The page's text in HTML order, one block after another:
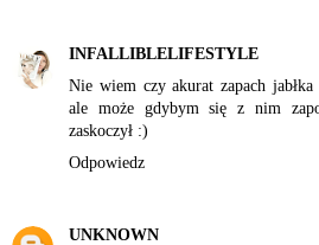
INFALLIBLELIFESTYLE
Nie wiem czy akurat zapach
ale może gdybym się z nim
zaskoczył :)
Odpowiedz
UNKNOWN